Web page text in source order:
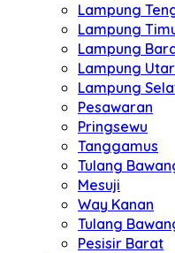
Lampung
Lampung
Lampung
Lampung
Lampung
Pesawaran
Pringsewu
Tanggamus
Tulang
Mesuji
Way Kanan
Tulang
Pesisir Barat